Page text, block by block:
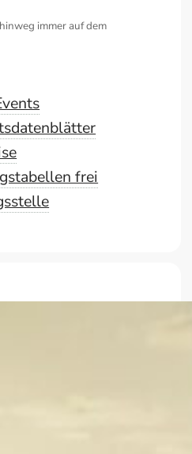
immer auf dem
frei